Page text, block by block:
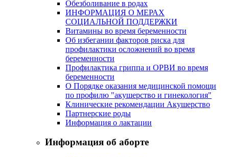
Обезболивание в родах
ИНФОРМАЦИЯ О МЕРАХ
СОЦИАЛЬНОЙ ПОДДЕРЖКИ
Витамины во время беременности
Об избегании факторов риска для
профилактики осложнений во время
беременности
Профилактика гриппа и ОРВИ во время
беременности
О Порядке оказания медицинской помощи
по профилю "акушерство и гинекология"
Клинические рекомендации Акушерство
Партнерские роды
Информация о лактации
Информация об аборте